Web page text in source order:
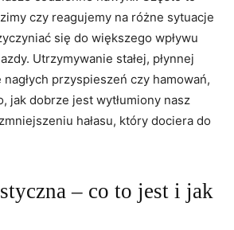
czy reagujemy na różne sytuacje
się do większego wpływu
Utrzymywanie stałej,⁣ płynnej‍
przyspieszeń czy hamowań,
jak dobrze jest wytłumiony​ nasz
hałasu, który dociera do
– co to jest i jak